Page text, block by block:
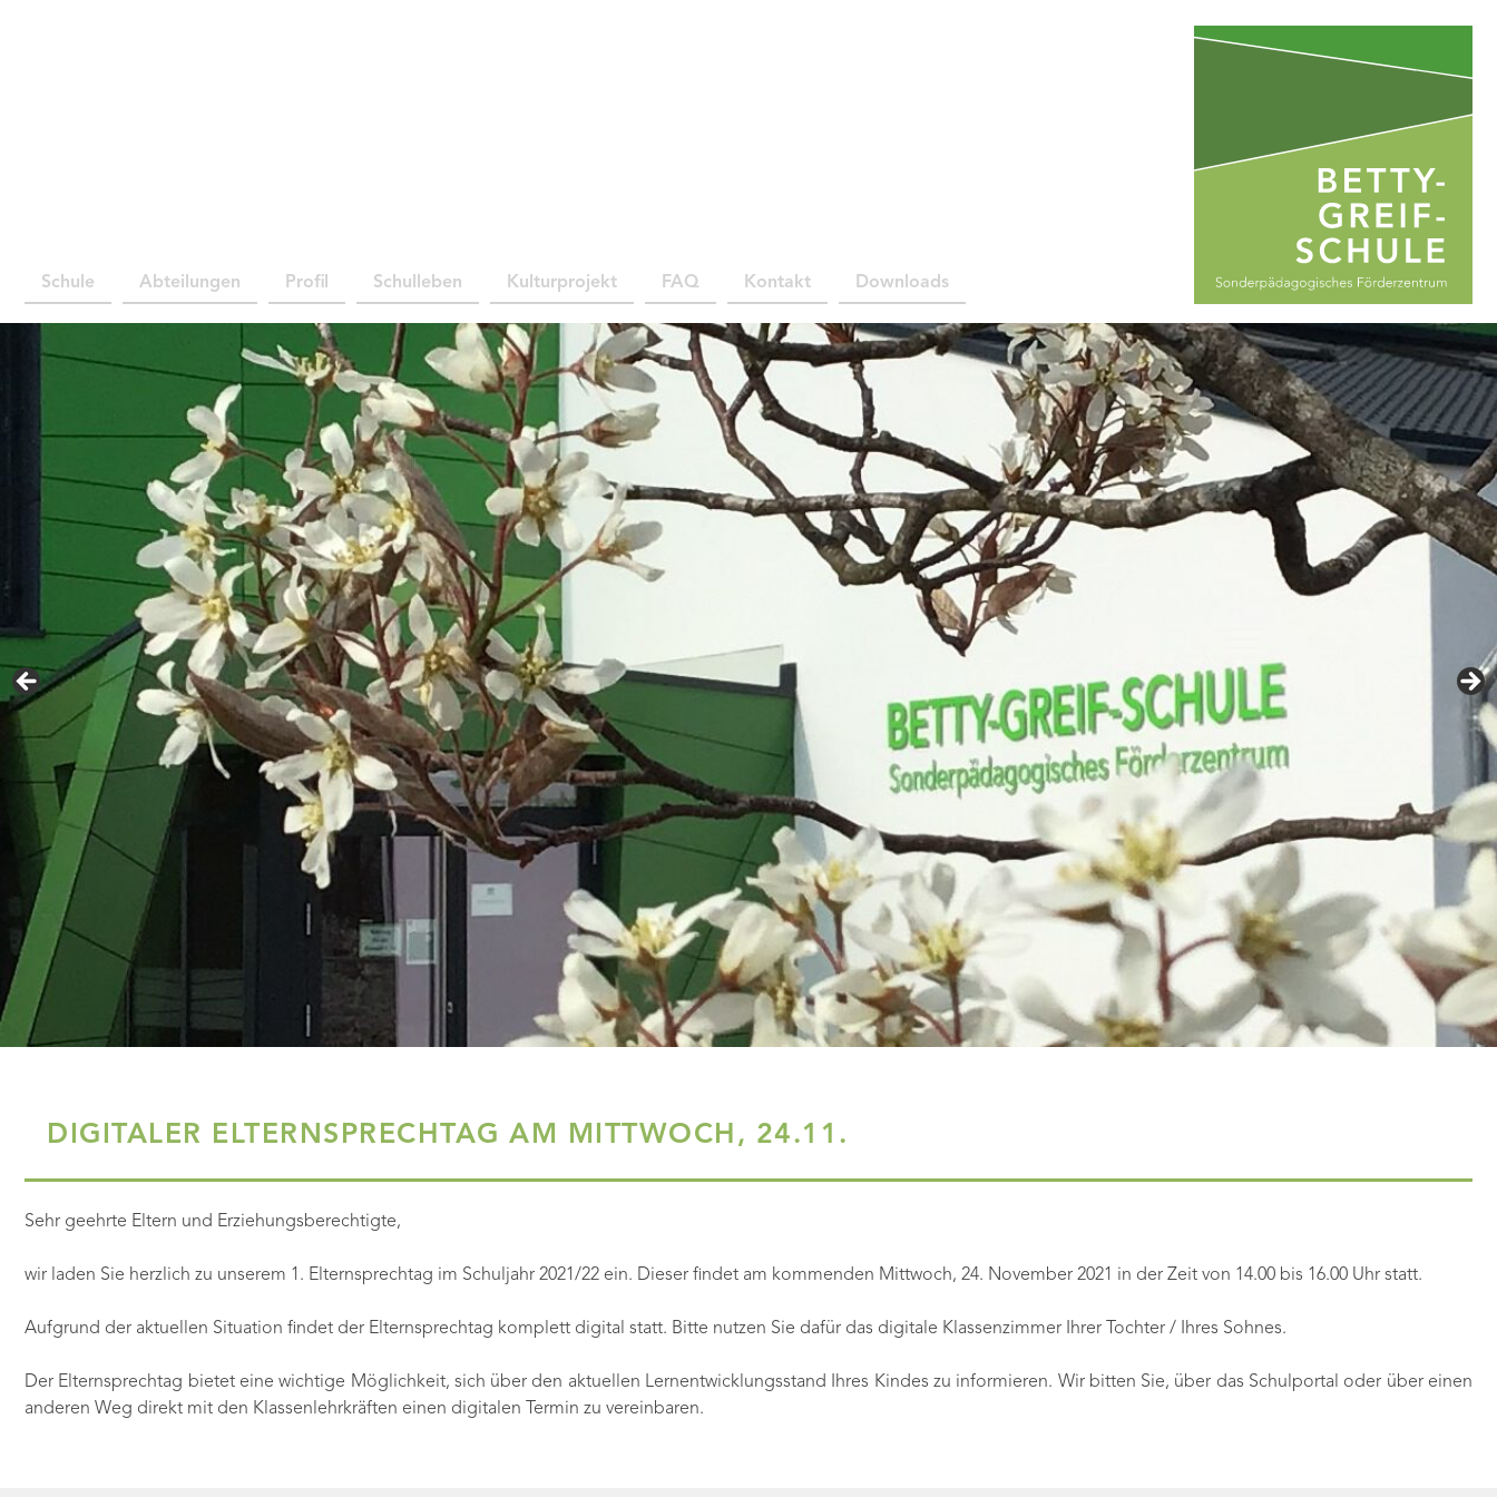
Schule Abteilungen Profil Schulleben Kulturprojekt FAQ Kontakt Downloads
DIGITALER ELTERNSPRECHTAG AM MITTWOCH, 24.11.
Sehr geehrte Eltern und Erziehungsberechtigte,
wir laden Sie herzlich zu unserem 1. Elternsprechtag im Schuljahr 2021/22 ein. Dieser findet am kommenden Mittwoch, 24. November 2021 in der Zeit von 14.00 bis 16.00 Uhr statt.
Aufgrund der aktuellen Situation findet der Elternsprechtag komplett digital statt. Bitte nutzen Sie dafür das digitale Klassenzimmer Ihrer Tochter / Ihres Sohnes.
Der Elternsprechtag bietet eine wichtige Möglichkeit, sich über den aktuellen Lernentwicklungsstand Ihres Kindes zu informieren. Wir bitten Sie, über das Schulportal oder über einen
anderen Weg direkt mit den Klassenlehrkräften einen digitalen Termin zu vereinbaren.